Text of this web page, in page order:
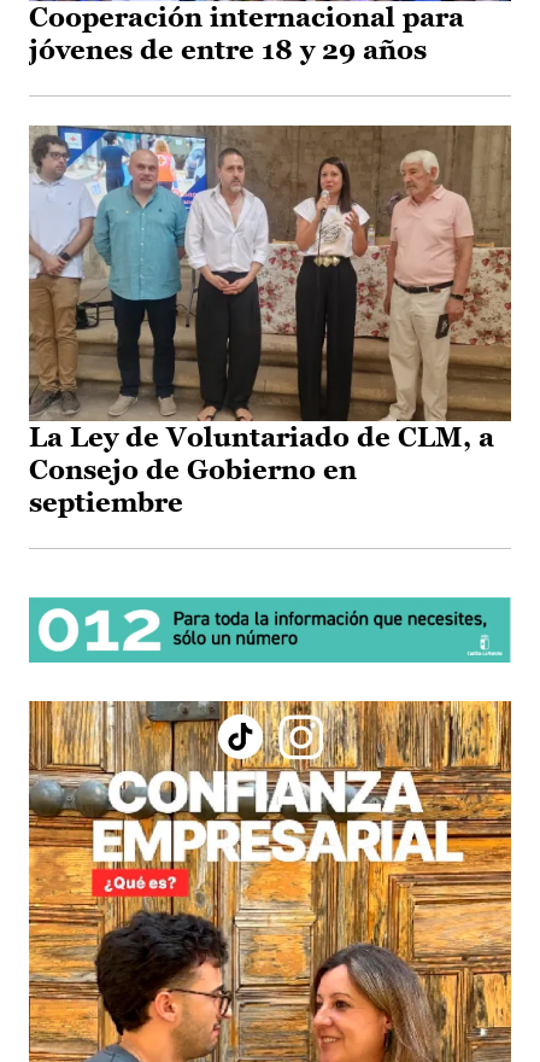
Cooperación internacional para
jóvenes de entre 18 y 29 años
La Ley de Voluntariado de CLM, a
Consejo de Gobierno en
septiembre